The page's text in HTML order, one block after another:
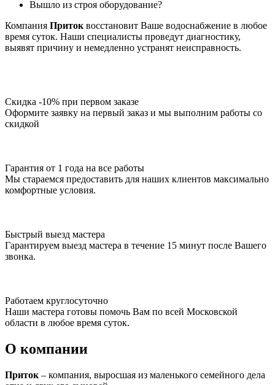
Вышло из строя оборудование?
Компания Приток восстановит Ваше водоснабжение в любое
время суток. Наши специалисты проведут диагностику,
выявят причину и немедленно устранят неисправность.
Скидка -10% при первом заказе
Оформите заявку на первый заказ и мы выполним работы со
скидкой
Гарантия от 1 года на все работы
Мы стараемся предоставить для наших клиентов максимально
комфортные условия.
Быстрый выезд мастера
Гарантируем выезд мастера в течение 15 минут после Вашего
звонка.
Работаем круглосуточно
Наши мастера готовы помочь Вам по всей Московской
области в любое время суток.
О компании
Приток – компания, выросшая из маленького семейного дела